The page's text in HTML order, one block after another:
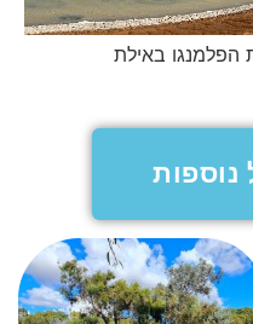
הפלמנגו באילת
נוספות